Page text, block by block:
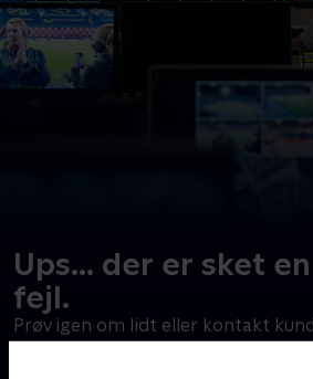
Ups... der er sket
fejl.
Prøv igen om lidt eller kontakt